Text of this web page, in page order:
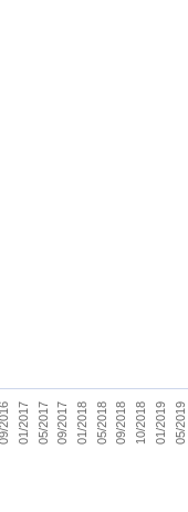
09/2016 01/2017 05/2017 09/2017 01/2018 05/2018 09/2018 10/2018 01/2019 05/2019